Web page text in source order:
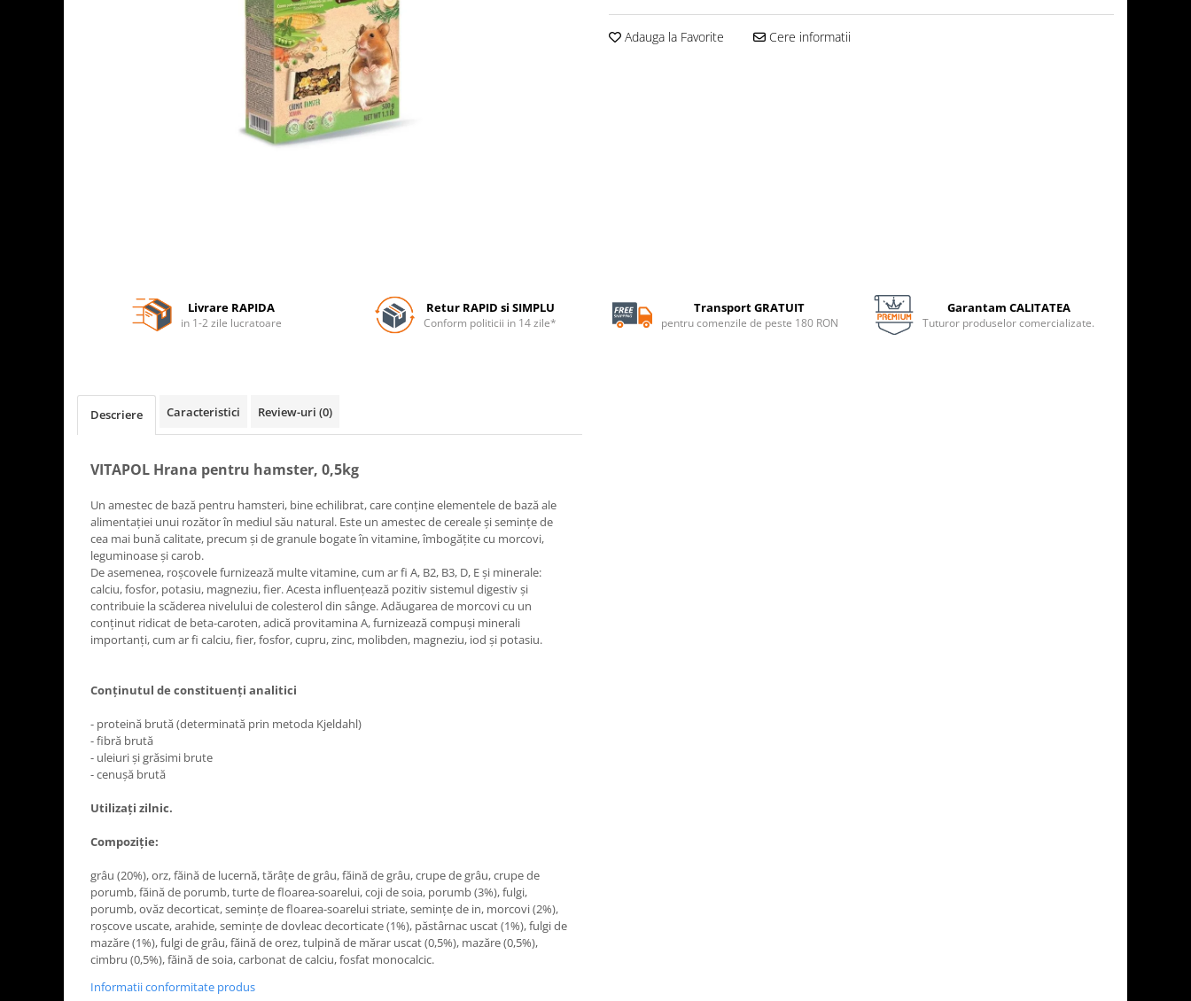
Adauga la Favorite Cere informatii
Livrare RAPIDA
in 1-2 zile lucratoare
Retur RAPID si SIMPLU
Conform politicii in 14 zile*
Transport GRATUIT
pentru comenzile de peste 180 RON
Garantam CALITATEA
Tuturor produselor comercializate.
Descriere Caracteristici Review-uri (0)
VITAPOL Hrana pentru hamster, 0,5kg
Un amestec de bază pentru hamsteri, bine echilibrat, care conține elementele de bază ale
alimentației unui rozător în mediul său natural. Este un amestec de cereale și semințe de
cea mai bună calitate, precum și de granule bogate în vitamine, îmbogățite cu morcovi,
leguminoase și carob.
De asemenea, roșcovele furnizează multe vitamine, cum ar fi A, B2, B3, D, E și minerale:
calciu, fosfor, potasiu, magneziu, fier. Acesta influențează pozitiv sistemul digestiv și
contribuie la scăderea nivelului de colesterol din sânge. Adăugarea de morcovi cu un
conținut ridicat de beta-caroten, adică provitamina A, furnizează compuși minerali
importanți, cum ar fi calciu, fier, fosfor, cupru, zinc, molibden, magneziu, iod și potasiu.
Conținutul de constituenți analitici
- proteină brută (determinată prin metoda Kjeldahl)
- fibră brută
- uleiuri și grăsimi brute
- cenușă brută
Utilizați zilnic.
Compoziție:
grâu (20%), orz, făină de lucernă, tărâțe de grâu, făină de grâu, crupe de grâu, crupe de
porumb, făină de porumb, turte de floarea-soarelui, coji de soia, porumb (3%), fulgi,
porumb, ovăz decorticat, semințe de floarea-soarelui striate, semințe de in, morcovi (2%),
roșcove uscate, arahide, semințe de dovleac decorticate (1%), păstârnac uscat (1%), fulgi de
mazăre (1%), fulgi de grâu, făină de orez, tulpină de mărar uscat (0,5%), mazăre (0,5%),
cimbru (0,5%), făină de soia, carbonat de calciu, fosfat monocalcic.
Informatii conformitate produs